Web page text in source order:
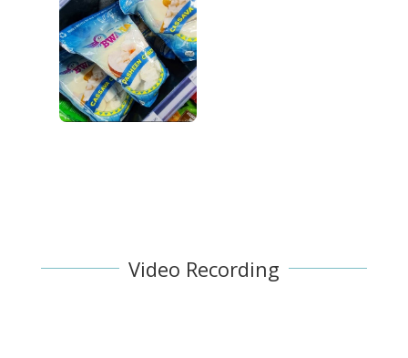
Video Recording